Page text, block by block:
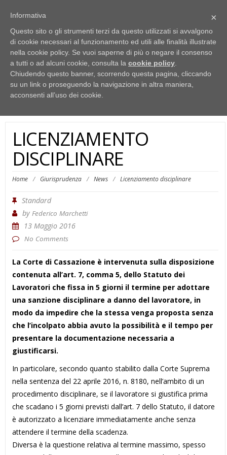
06.8186403
info@cdlroma.com
Federico Marchetti – Consulente del
Lavoro
LICENZIAMENTO
DISCIPLINARE
Home / Giurisprudenza / News / Licenziamento disciplinare
Standard
by Federico Marchetti
13 Maggio 2016
No Comments
La Corte di Cassazione è intervenuta sulla disposizione
contenuta all’art. 7, comma 5, dello Statuto dei
Lavoratori che fissa in 5 giorni il termine per adottare
una sanzione disciplinare a danno del lavoratore, in
modo da impedire che la stessa venga proposta senza
che l’incolpato abbia avuto la possibilità e il tempo per
presentare la documentazione necessaria a
giustificarsi.
In particolare, secondo quanto stabilito dalla Corte Suprema
nella sentenza del 22 aprile 2016, n. 8180, nell’ambito di un
procedimento disciplinare, se il lavoratore si giustifica prima
che scadano i 5 giorni previsti dall’art. 7 dello Statuto, il datore
è autorizzato a licenziare immediatamente anche senza
attendere il termine della scadenza.
Diversa è la questione relativa al termine massimo, spesso
×
Informativa
Questo sito o gli strumenti terzi da questo utilizzati si avvalgono
di cookie necessari al funzionamento ed utili alle finalità illustrate
nella cookie policy. Se vuoi saperne di più o negare il consenso
a tutti o ad alcuni cookie, consulta la cookie policy
Chiudendo questo banner, scorrendo questa pagina, cliccando
su un link o proseguendo la navigazione in altra maniera,
acconsenti all’uso dei cookie.